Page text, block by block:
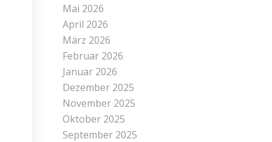
Mai 2026
April 2026
März 2026
Februar 2026
Januar 2026
Dezember 2025
November 2025
Oktober 2025
September 2025